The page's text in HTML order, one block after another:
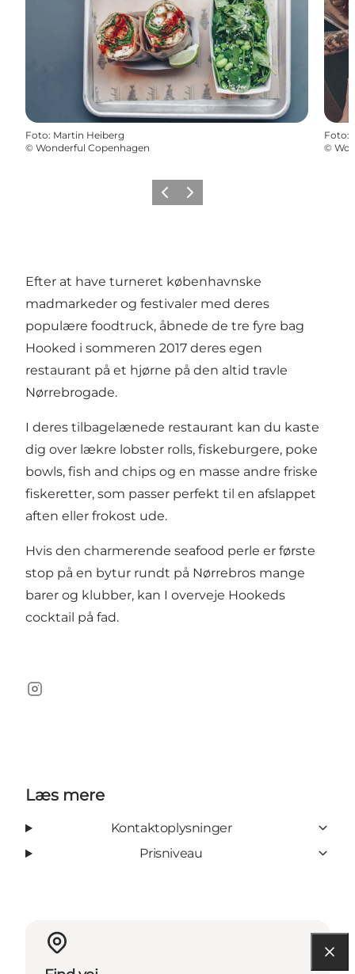
Foto: Martin Heiberg
© Wonderful Copenhagen
Foto:
©
ForrigeNæste
Efter at have turneret københavnske
madmarkeder og festivaler med deres
populære foodtruck, åbnede de tre fyre bag
Hooked i sommeren 2017 deres egen
restaurant på et hjørne på den altid travle
Nørrebrogade.
I deres tilbagelænede restaurant kan du kaste
dig over lækre lobster rolls, fiskeburgere, poke
bowls, fish and chips og en masse andre friske
fiskeretter, som passer perfekt til en afslappet
aften eller frokost ude.
Hvis den charmerende seafood perle er første
stop på en bytur rundt på Nørrebros mange
barer og klubber, kan I overveje Hookeds
cocktail på fad.
Instagram
Læs mere
Kontaktoplysninger
Prisniveau